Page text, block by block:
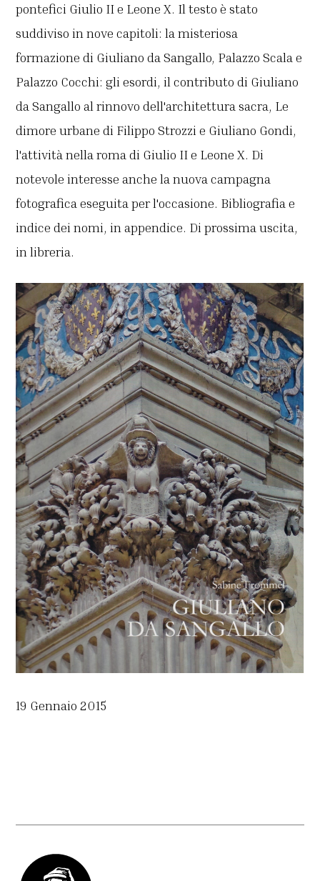
pontefici Giulio II e Leone X. Il testo è stato
suddiviso in nove capitoli: la misteriosa
formazione di Giuliano da Sangallo, Palazzo Scala e
Palazzo Cocchi: gli esordi, il contributo di Giuliano
da Sangallo al rinnovo dell'architettura sacra, Le
dimore urbane di Filippo Strozzi e Giuliano Gondi,
l'attività nella roma di Giulio II e Leone X. Di
notevole interesse anche la nuova campagna
fotografica eseguita per l'occasione. Bibliografia e
indice dei nomi, in appendice. Di prossima uscita,
in libreria.
19 Gennaio 2015